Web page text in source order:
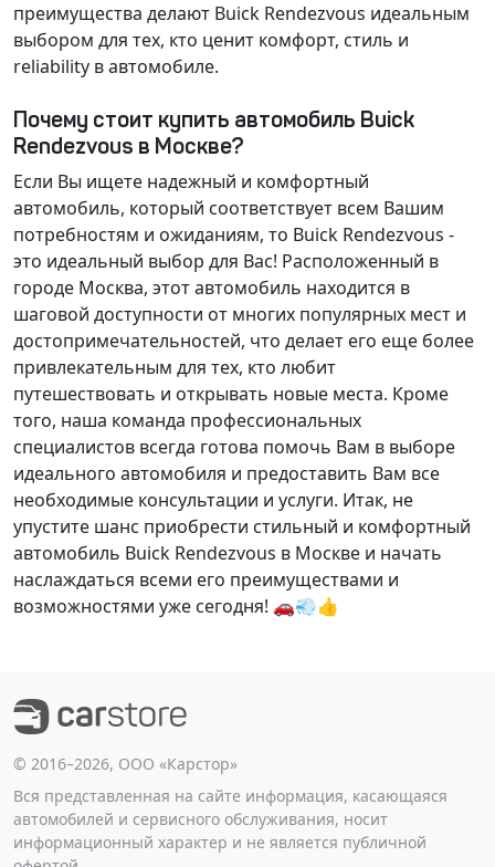
преимущества делают Buick Rendezvous идеальным
выбором для тех, кто ценит комфорт, стиль и
reliability в автомобиле.
Почему стоит купить автомобиль Buick
Rendezvous в Москве?
Если Вы ищете надежный и комфортный
автомобиль, который соответствует всем Вашим
потребностям и ожиданиям, то Buick Rendezvous -
это идеальный выбор для Вас! Расположенный в
городе Москва, этот автомобиль находится в
шаговой доступности от многих популярных мест и
достопримечательностей, что делает его еще более
привлекательным для тех, кто любит
путешествовать и открывать новые места. Кроме
того, наша команда профессиональных
специалистов всегда готова помочь Вам в выборе
идеального автомобиля и предоставить Вам все
необходимые консультации и услуги. Итак, не
упустите шанс приобрести стильный и комфортный
автомобиль Buick Rendezvous в Москве и начать
наслаждаться всеми его преимуществами и
возможностями уже сегодня! 🚗💨👍
©️ 2016–2026, ООО «Карстор»
Вся представленная на сайте информация, касающаяся
автомобилей и сервисного обслуживания, носит
информационный характер и не является публичной